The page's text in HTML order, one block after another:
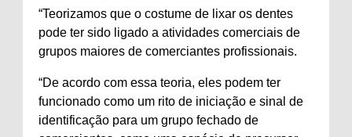
“Teorizamos que o costume de lixar os dentes
pode ter sido ligado a atividades comerciais de
grupos maiores de comerciantes profissionais.
“De acordo com essa teoria, eles podem ter
funcionado como um rito de iniciação e sinal de
identificação para um grupo fechado de